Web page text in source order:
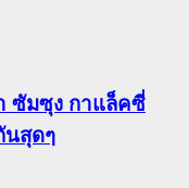
ซัมซุง กาแล็คซี่
นสุดๆ